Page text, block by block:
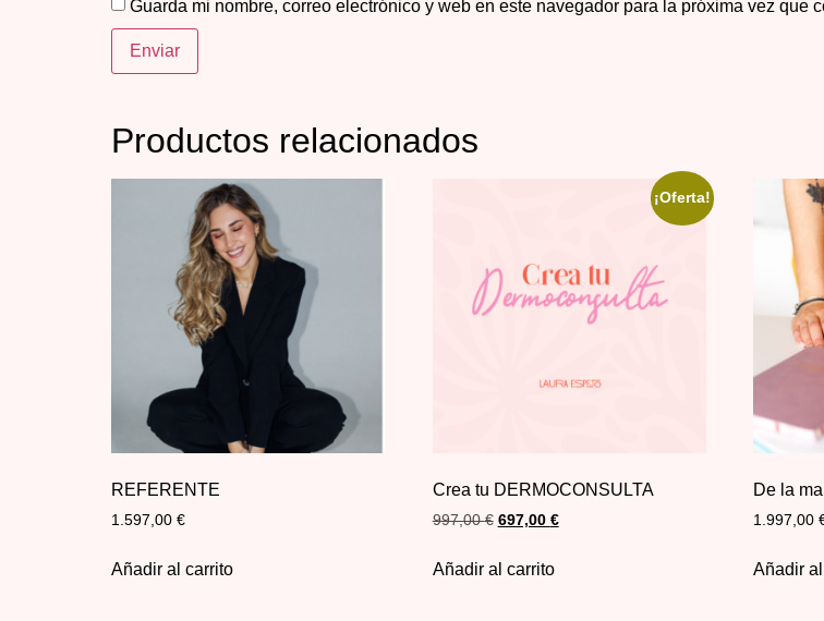
Guarda mi nombre, correo electrónico y web en este navegador para la próxima vez que
Productos relacionados
REFERENTE
1.597,00 €
Añadir al carrito
¡Oferta!
Crea tu DERMOCONSULTA
997,00€ 697,00 €
Añadir al carrito
De la
1.997,00
Añadir